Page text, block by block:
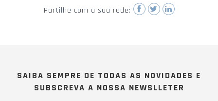
Partilhe com a sua rede:
SAIBA SEMPRE DE TODAS AS NOVIDADES E
SUBSCREVA A NOSSA NEWSLLETER